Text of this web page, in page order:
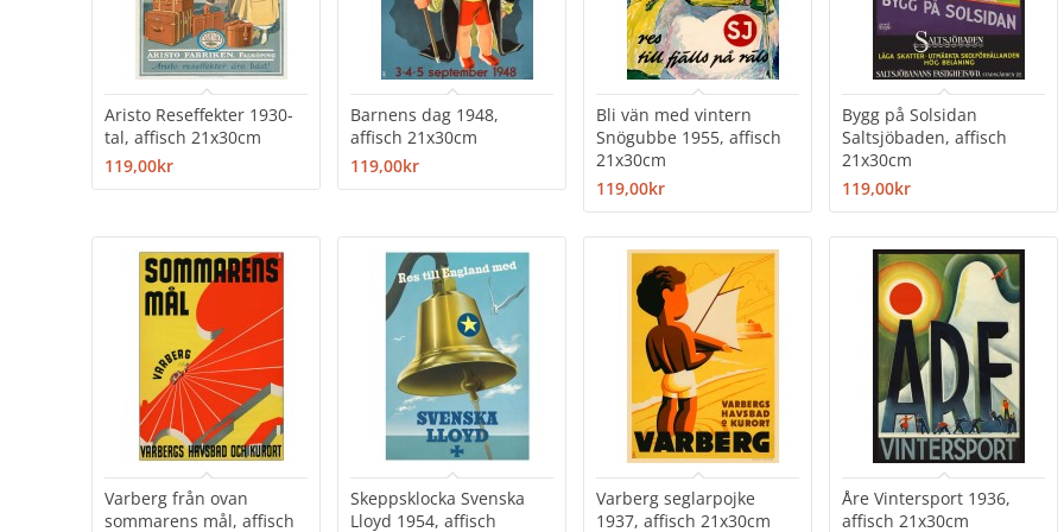
Aristo Reseffekter 1930-
tal, affisch 21x30cm
119,00kr
Barnens dag 1948,
affisch 21x30cm
119,00kr
Bli vän med vintern
Snögubbe 1955, affisch
21x30cm
119,00kr
Bygg på Solsidan
Saltsjöbaden, affisch
21x30cm
119,00kr
Varberg från ovan
sommarens mål, affisch
Skeppsklocka Svenska
Lloyd 1954, affisch
Varberg seglarpojke
1937, affisch 21x30cm
Åre Vintersport 1936,
affisch 21x30cm